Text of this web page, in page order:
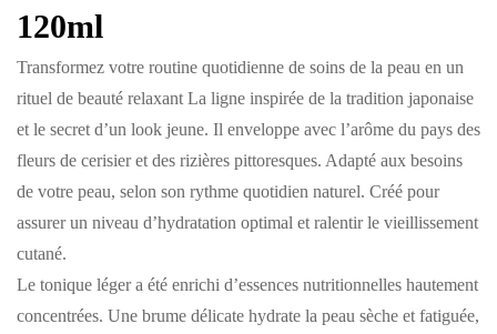
120ml
Transformez votre routine quotidienne de soins de la peau en un
rituel de beauté relaxant La ligne inspirée de la tradition japonaise
et le secret d’un look jeune. Il enveloppe avec l’arôme du pays des
fleurs de cerisier et des rizières pittoresques. Adapté aux besoins
de votre peau, selon son rythme quotidien naturel. Créé pour
assurer un niveau d’hydratation optimal et ralentir le vieillissement
cutané.
Le tonique léger a été enrichi d’essences nutritionnelles hautement
concentrées. Une brume délicate hydrate la peau sèche et fatiguée,